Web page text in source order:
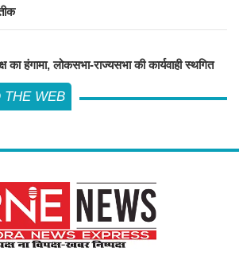
का हंगामा, लोकसभा-राज्यसभा की कार्यवाही स्थगित
THE WEB